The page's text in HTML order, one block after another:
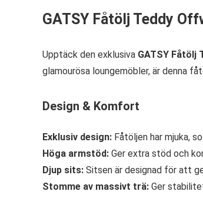
GATSY Fåtölj Teddy
Upptäck den exklusiva GATSY Fåtölj
glamourösa loungemöbler, är denna
Design & Komfort
Exklusiv design: Fåtöljen har mjuka,
Höga armstöd: Ger extra stöd och
Djup sits: Sitsen är designad för att
Stomme av massivt trä: Ger